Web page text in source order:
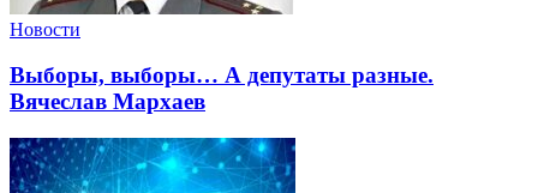
Новости
Выборы, выборы… А депутаты разные.
Вячеслав Мархаев